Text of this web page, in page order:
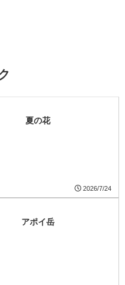
夏の花
2026/7/24
アポイ岳